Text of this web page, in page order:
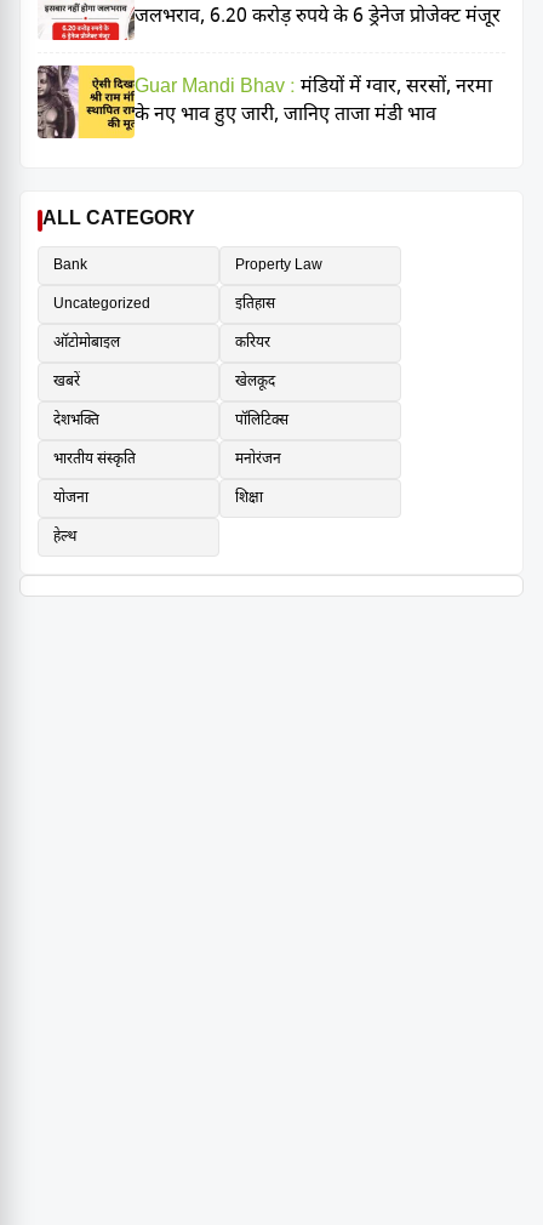
जलभराव, 6.20 करोड़ रुपये के 6 ड्रेनेज प्रोजेक्ट मंजूर
Guar Mandi Bhav : मंडियों में ग्वार, सरसों, नरमा
के नए भाव हुए जारी, जानिए ताजा मंडी भाव
ALL CATEGORY
Bank
Property Law
Uncategorized
इतिहास
ऑटोमोबाइल
करियर
खबरें
खेलकूद
देशभक्ति
पॉलिटिक्स
भारतीय संस्कृति
मनोरंजन
योजना
शिक्षा
हेल्थ